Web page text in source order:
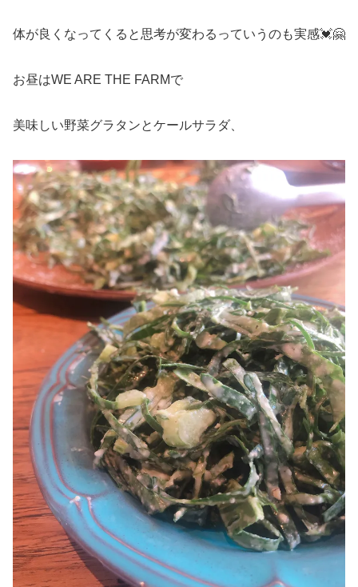
体が良くなってくると思考が変わるっていうのも実感💓🤗
お昼はWE ARE THE FARMで
美味しい野菜グラタンとケールサラダ、